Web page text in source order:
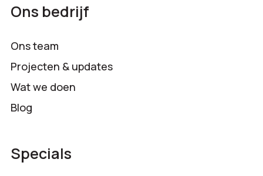
Ons bedrijf
Ons team
Projecten & updates
Wat we doen
Blog
Specials